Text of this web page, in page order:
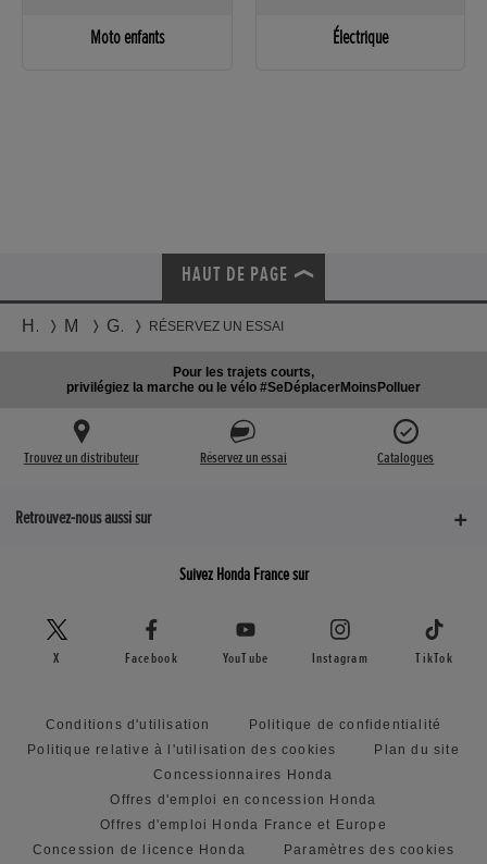
Moto enfants Électrique
HAUT DE PAGE
Honda Motos Gamme RÉSERVEZ UN ESSAI
Pour les trajets courts,
privilégiez la marche ou le vélo #SeDéplacerMoinsPolluer
Trouvez un distributeur Réservez un essai Catalogues
Retrouvez-nous aussi sur
Suivez Honda France sur
X Facebook YouTube Instagram TikTok
Conditions d'utilisation
Politique de confidentialité
Politique relative à l'utilisation des cookies
Plan du site
Concessionnaires Honda
Offres d'emploi en concession Honda
Offres d'emploi Honda France et Europe
Concession de licence Honda
Paramètres des cookies